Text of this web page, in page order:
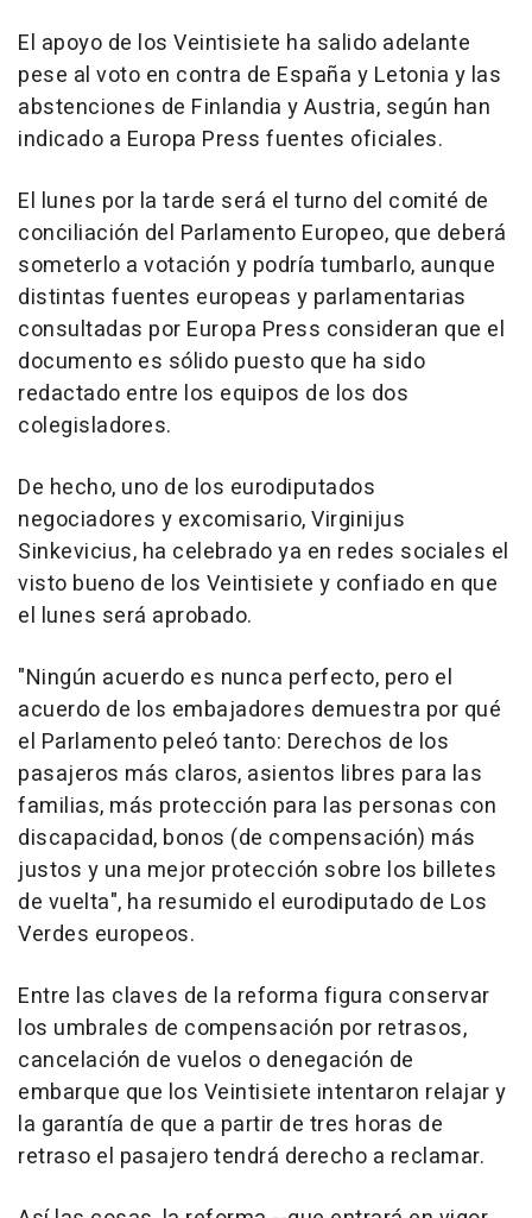
El apoyo de los Veintisiete ha salido adelante
pese al voto en contra de España y Letonia y las
abstenciones de Finlandia y Austria, según han
indicado a Europa Press fuentes oficiales.
El lunes por la tarde será el turno del comité de
conciliación del Parlamento Europeo, que deberá
someterlo a votación y podría tumbarlo, aunque
distintas fuentes europeas y parlamentarias
consultadas por Europa Press consideran que el
documento es sólido puesto que ha sido
redactado entre los equipos de los dos
colegisladores.
De hecho, uno de los eurodiputados
negociadores y excomisario, Virginijus
Sinkevicius, ha celebrado ya en redes sociales el
visto bueno de los Veintisiete y confiado en que
el lunes será aprobado.
"Ningún acuerdo es nunca perfecto, pero el
acuerdo de los embajadores demuestra por qué
el Parlamento peleó tanto: Derechos de los
pasajeros más claros, asientos libres para las
familias, más protección para las personas con
discapacidad, bonos (de compensación) más
justos y una mejor protección sobre los billetes
de vuelta", ha resumido el eurodiputado de Los
Verdes europeos.
Entre las claves de la reforma figura conservar
los umbrales de compensación por retrasos,
cancelación de vuelos o denegación de
embarque que los Veintisiete intentaron relajar y
la garantía de que a partir de tres horas de
retraso el pasajero tendrá derecho a reclamar.